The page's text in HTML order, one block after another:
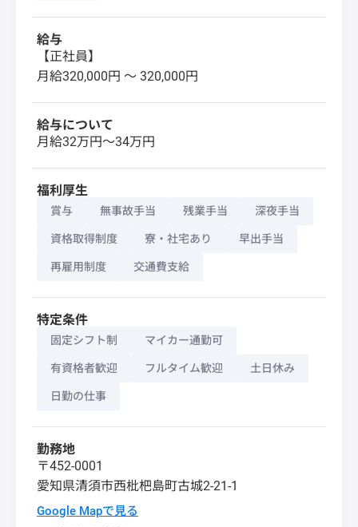
給与
【正社員】
月給320,000円 〜 320,000円
給与について
月給32万円～34万円
福利厚生
賞与 無事故手当 残業手当 深夜手当
資格取得制度 寮・社宅あり 早出手当
再雇用制度 交通費支給
特定条件
固定シフト制 マイカー通勤可
有資格者歓迎 フルタイム歓迎 土日休み
日勤の仕事
勤務地
〒452-0001
愛知県清須市西枇杷島町古城2-21-1
Google Mapで見る